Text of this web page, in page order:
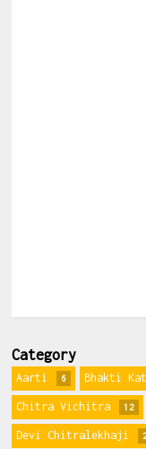
Category
Aarti 6 Bhakti
Chitra Vichitra 12
Devi Chitralekhaji